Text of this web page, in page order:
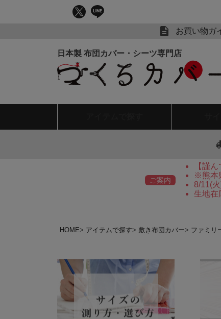
お買い物ガ
ご案内
【謹
※熊本
8/11(
生地在
HOME アイテムで探す 敷き布団カバー ファミリ